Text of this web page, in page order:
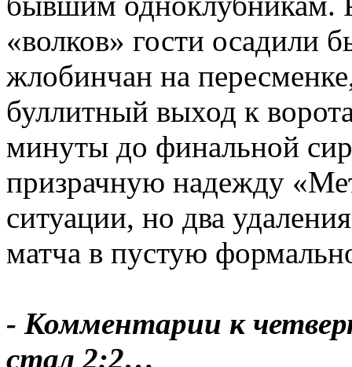
«волков» гости осадили
жлобинчан на
буллитный выход к
минуты до финальной
призрачную надежду
ситуации, но два
матча в пустую
- Комментарии к
стал 2:2…